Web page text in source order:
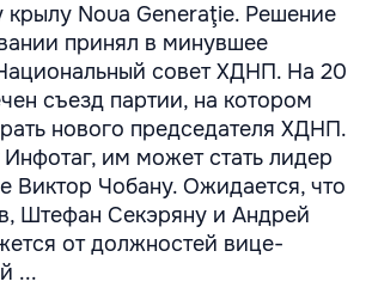
Noua Generaţie. Решение
принял в минувшее
совет ХДНП. На 20
съезд партии, на котором
нового председателя ХДНП.
им может стать лидер
Виктор Чобану. Ожидается, что
Штефан Секэряну и Андрей
от должностей вице-
...